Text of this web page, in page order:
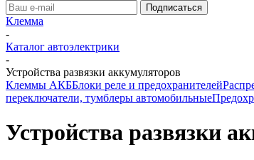
Клемма
-
Каталог автоэлектрики
-
Устройства развязки аккумуляторов
Клеммы АКББлоки реле и предохранителей
переключатели, тумблеры автомобильные
Устройства развязки